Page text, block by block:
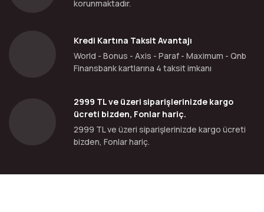
korunmaktadır.
Kredi Kartına Taksit Avantajı
World - Bonus - Axis - Paraf - Maximum - Qnb
Finansbank kartlarına 4 taksit imkanı
2999 TL ve üzeri siparişlerinizde kargo
ücreti bizden, Fonlar hariç.
2999 TL ve üzeri siparişlerinizde kargo ücreti
bizden, Fonlar hariç.